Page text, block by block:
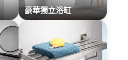
豪華獨立浴缸